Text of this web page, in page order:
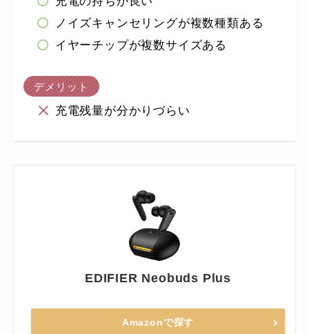
ノイズキャンセリングが複数種類ある
イヤーチップが複数サイズある
デメリット
充電残量が分かりづらい
EDIFIER Neobuds Plus
Amazonで探す